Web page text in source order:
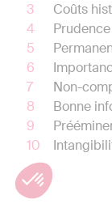
Coûts
Prudence
Non-
Bonne